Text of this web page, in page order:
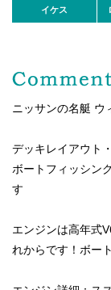
イケス
ニッサンの名艇 ウ
デッキレイアウト
ボートフィッシン
す
エンジンは高年式
れからです！ボー